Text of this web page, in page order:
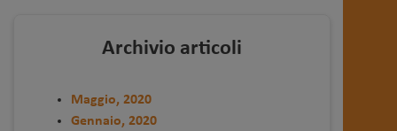
Archivio articoli
Maggio, 2020
Gennaio, 2020